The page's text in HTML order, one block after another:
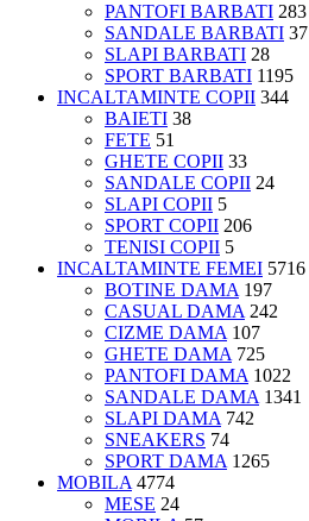
PANTOFI BARBATI 283
SANDALE BARBATI 37
SLAPI BARBATI 28
SPORT BARBATI 1195
INCALTAMINTE COPII 344
BAIETI 38
FETE 51
GHETE COPII 33
SANDALE COPII 24
SLAPI COPII 5
SPORT COPII 206
TENISI COPII 5
INCALTAMINTE FEMEI 5716
BOTINE DAMA 197
CASUAL DAMA 242
CIZME DAMA 107
GHETE DAMA 725
PANTOFI DAMA 1022
SANDALE DAMA 1341
SLAPI DAMA 742
SNEAKERS 74
SPORT DAMA 1265
MOBILA 4774
MESE 24